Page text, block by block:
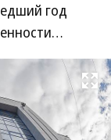
год
Развернуть